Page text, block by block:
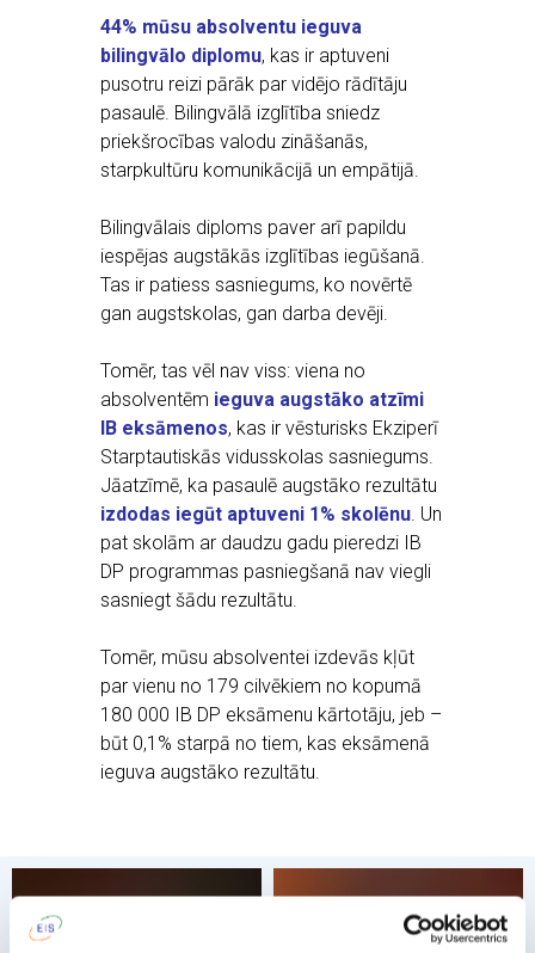
44% mūsu absolventu ieguva
bilingvālo diplomu, kas ir aptuveni
pusotru reizi pārāk par vidējo rādītāju
pasaulē. Bilingvālā izglītība sniedz
priekšrocības valodu zināšanās,
starpkultūru komunikācijā un empātijā.
Bilingvālais diploms paver arī papildu
iespējas augstākās izglītības iegūšanā.
Tas ir patiess sasniegums, ko novērtē
gan augstskolas, gan darba devēji.
Tomēr, tas vēl nav viss: viena no
absolventēm ieguva augstāko atzīmi
IB eksāmenos, kas ir vēsturisks Ekziperī
Starptautiskās vidusskolas sasniegums.
Jāatzīmē, ka pasaulē augstāko rezultātu
izdodas iegūt aptuveni 1% skolēnu. Un
pat skolām ar daudzu gadu pieredzi IB
DP programmas pasniegšanā nav viegli
sasniegt šādu rezultātu.
Tomēr, mūsu absolventei izdevās kļūt
par vienu no 179 cilvēkiem no kopumā
180 000 IB DP eksāmenu kārtotāju, jeb –
būt 0,1% starpā no tiem, kas eksāmenā
ieguva augstāko rezultātu.